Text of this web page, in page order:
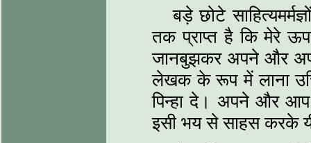
बड़े छोटे
तक प्राप्‍त है कि मेरे
जानबुझकर अपने और
लेखक के रूप में लाना
पिन्‍हा दे। अपने और आप
इसी भय से साहस करके